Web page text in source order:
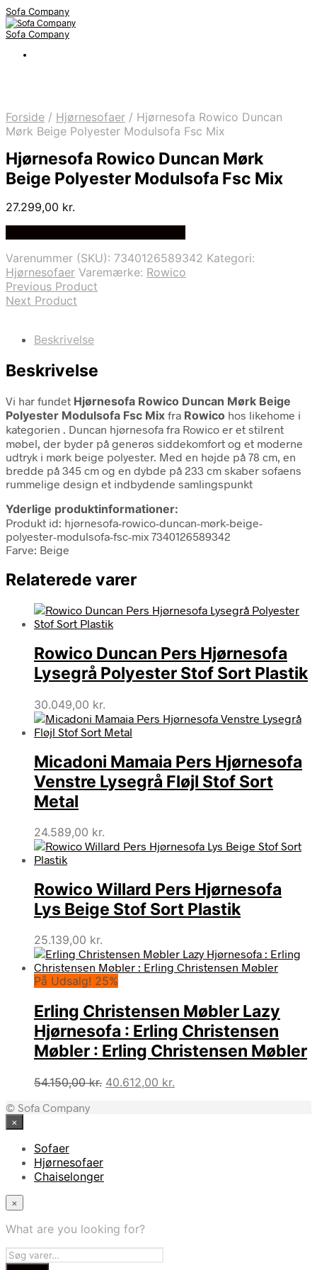
Sofa Company
Sofa Company
Forside / Hjørnesofaer / Hjørnesofa Rowico Duncan
Mørk Beige Polyester Modulsofa Fsc Mix
Hjørnesofa Rowico Duncan Mørk
Beige Polyester Modulsofa Fsc Mix
27.299,00 kr.
Varenummer (SKU): 7340126589342 Kategori:
Hjørnesofaer Varemærke: Rowico
Previous Product
Next Product
Beskrivelse
Beskrivelse
Vi har fundet Hjørnesofa Rowico Duncan Mørk Beige
Polyester Modulsofa Fsc Mix fra Rowico hos likehome i
kategorien . Duncan hjørnesofa fra Rowico er et stilrent
møbel, der byder på generøs siddekomfort og et moderne
udtryk i mørk beige polyester. Med en højde på 78 cm, en
bredde på 345 cm og en dybde på 233 cm skaber sofaens
rummelige design et indbydende samlingspunkt
Yderlige produktinformationer:
Produkt id: hjørnesofa-rowico-duncan-mørk-beige-
polyester-modulsofa-fsc-mix 7340126589342
Farve: Beige
Relaterede varer
Rowico Duncan Pers Hjørnesofa
Lysegrå Polyester Stof Sort Plastik
30.049,00 kr.
Micadoni Mamaia Pers Hjørnesofa
Venstre Lysegrå Fløjl Stof Sort
Metal
24.589,00 kr.
Rowico Willard Pers Hjørnesofa
Lys Beige Stof Sort Plastik
25.139,00 kr.
På Udsalg! 25%
Erling Christensen Møbler Lazy
Hjørnesofa : Erling Christensen
Møbler : Erling Christensen Møbler
54.150,00kr. Den
40.612,00 kr.
© Sofa Company
×
Sofaer
Hjørnesofaer
Chaiselonger
×
What are you looking for?